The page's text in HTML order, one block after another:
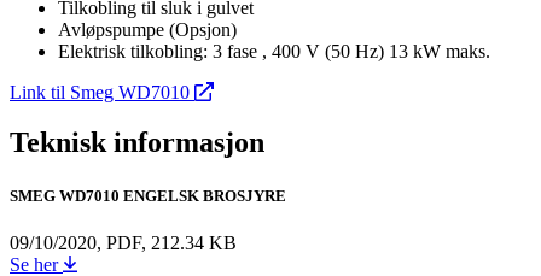
Tilkobling til sluk i gulvet
Avløpspumpe (Opsjon)
Elektrisk tilkobling: 3 fase , 400 V (50 Hz) 13 kW maks.
Link til Smeg WD7010
Teknisk informasjon
SMEG WD7010 ENGELSK BROSJYRE
09/10/2020, PDF, 212.34 KB
Se her